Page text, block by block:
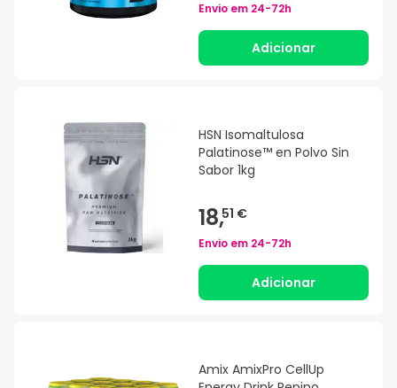
Envio em 24-72h
Adicionar
HSN Isomaltulosa
Palatinose™ en Polvo Sin
Sabor 1kg
18,51 €
Envio em 24-72h
Adicionar
Amix AmixPro CellUp